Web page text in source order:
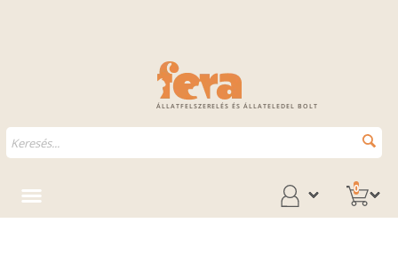
ÁLLATFELSZERELÉS ÉS ÁLLATELEDEL BOLT
0